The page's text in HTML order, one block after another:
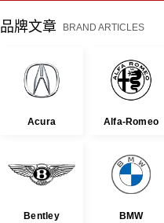
品牌文章 BRAND ARTICLES
Acura Alfa-Romeo
Bentley BMW